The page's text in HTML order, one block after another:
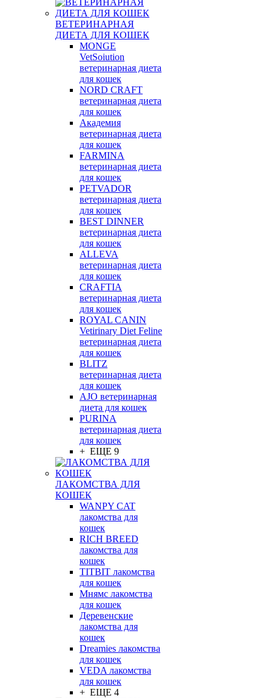
ВЕТЕРИНАРНАЯ
ДИЕТА ДЛЯ КОШЕК
MONGE
VetSoiution
ветеринарная диета
для кошек
NORD CRAFT
ветеринарная диета
для кошек
Академия
ветеринарная диета
для кошек
FARMINA
ветеринарная диета
для кошек
PETVADOR
ветеринарная диета
для кошек
BEST DINNER
ветеринарная диета
для кошек
ALLEVA
ветеринарная диета
для кошек
CRAFTIA
ветеринарная диета
для кошек
ROYAL CANIN
Vetirinary Diet Feline
ветеринарная диета
для кошек
BLITZ
ветеринарная диета
для кошек
AJO ветеринарная
диета для кошек
PURINA
ветеринарная диета
для кошек
+ ЕЩЕ 9
ЛАКОМСТВА ДЛЯ
КОШЕК
WANPY CAT
лакомства для
кошек
RICH BREED
лакомства для
кошек
TITBIT лакомства
для кошек
Мнямс лакомства
для кошек
Деревенские
лакомства для
кошек
Dreamies лакомства
для кошек
VEDA лакомства
для кошек
+ ЕЩЕ 4